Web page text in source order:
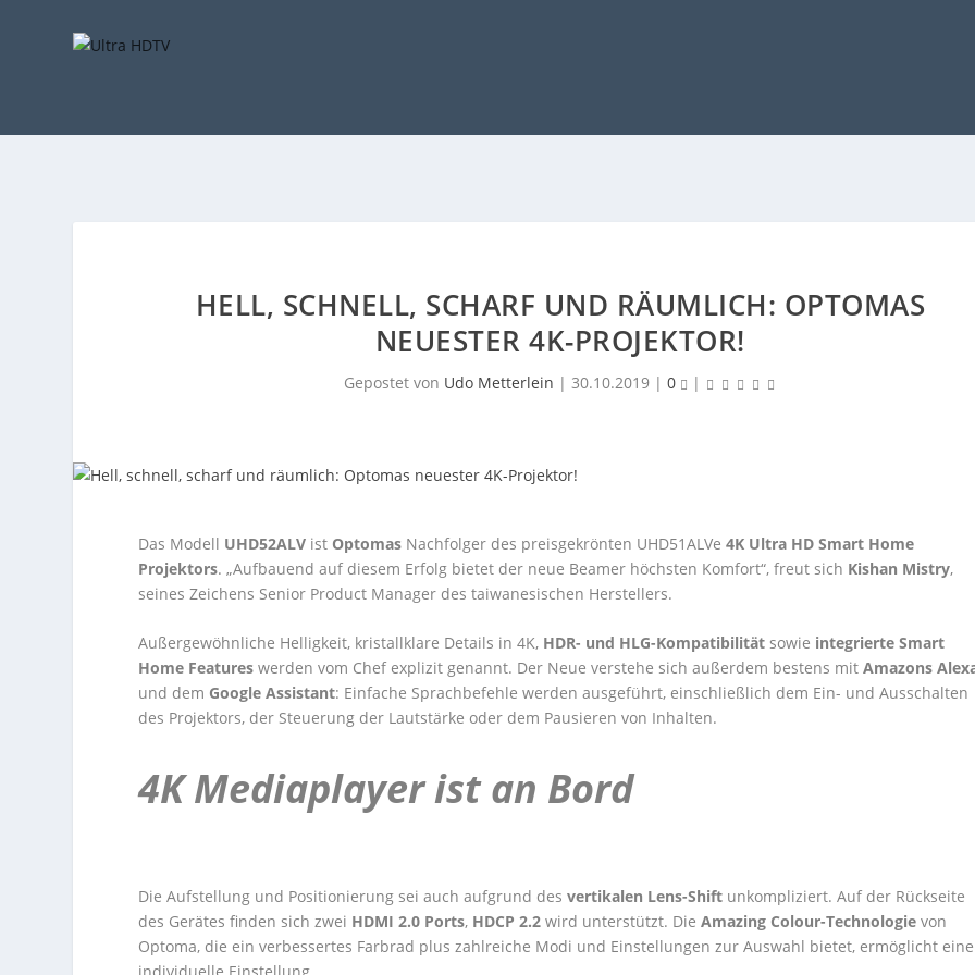
HELL, SCHNELL, SCHARF UND RÄUMLICH: OPTOMAS
NEUESTER 4K-PROJEKTOR!
Gepostet von Udo Metterlein | 30.10.2019| 0 |
Das Modell UHD52ALV ist Optomas Nachfolger des preisgekrönten UHD51ALVe4K Ultra HD Smart Home
Projektors. „Aufbauend auf diesem Erfolg bietet der neue Beamer höchsten Komfort“, freut sich Kishan Mistry,
seines Zeichens Senior Product Manager des taiwanesischen Herstellers.
Außergewöhnliche Helligkeit, kristallklare Details in 4K, HDR- und HLG-Kompatibilität sowie integrierte Smart
Home Featureswerden vom Chef explizit genannt. Der Neue verstehe sich außerdem bestens mitAmazons
und dem Google Assistant: Einfache Sprachbefehle werden ausgeführt, einschließlich dem Ein- und Ausschalten
des Projektors, der Steuerung der Lautstärke oder dem Pausieren von Inhalten.
4K Mediaplayer ist an Bord
Die Aufstellung und Positionierung sei auch aufgrund des vertikalen Lens-Shift unkompliziert. Auf der Rückseite
des Gerätes finden sich zwei HDMI 2.0 Ports, HDCP 2.2 wird unterstützt. Die Amazing Colour-Technologievon
Optoma, die ein verbessertes Farbrad plus zahlreiche Modi und Einstellungen zur Auswahl bietet, ermöglicht eine